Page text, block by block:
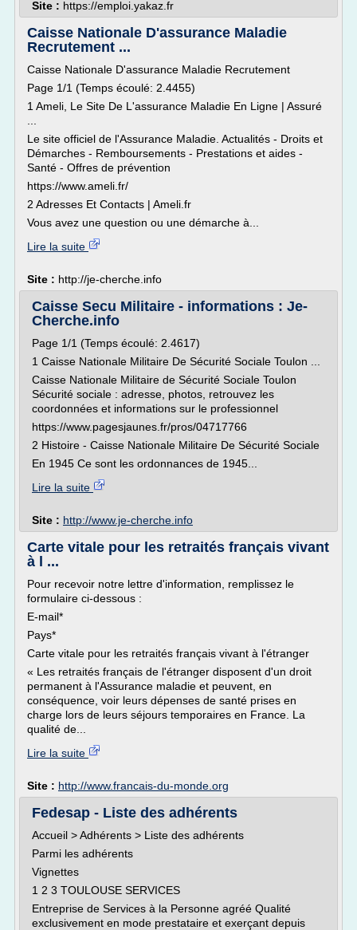
Site : https://emploi.yakaz.fr
Caisse Nationale D'assurance Maladie
Recrutement ...
Caisse Nationale D'assurance Maladie Recrutement
Page 1/1 (Temps écoulé: 2.4455)
1 Ameli, Le Site De L'assurance Maladie En Ligne | Assuré
Le site officiel de l'Assurance Maladie. Actualités - Droits et
Démarches - Remboursements - Prestations et aides -
Santé - Offres de prévention
https://www.ameli.fr/
2 Adresses Et Contacts | Ameli.fr
Vous avez une question ou une démarche à...
Lire la suite
Site : http://je-cherche.info
Caisse Secu Militaire - informations : Je-
Cherche.info
Page 1/1 (Temps écoulé: 2.4617)
1 Caisse Nationale Militaire De Sécurité Sociale Toulon ...
Caisse Nationale Militaire de Sécurité Sociale Toulon
Sécurité sociale : adresse, photos, retrouvez les
coordonnées et informations sur le professionnel
https://www.pagesjaunes.fr/pros/04717766
2 Histoire - Caisse Nationale Militaire De Sécurité Sociale
En 1945 Ce sont les ordonnances de 1945...
Lire la suite
Site : http://www.je-cherche.info
Carte vitale pour les retraités français vivant
à l ...
Pour recevoir notre lettre d'information, remplissez le
formulaire ci-dessous :
E-mail*
Pays*
Carte vitale pour les retraités français vivant à l'étranger
« Les retraités français de l'étranger disposent d'un droit
permanent à l'Assurance maladie et peuvent, en
conséquence, voir leurs dépenses de santé prises en
charge lors de leurs séjours temporaires en France. La
qualité de...
Lire la suite
Site : http://www.francais-du-monde.org
Fedesap - Liste des adhérents
Accueil > Adhérents > Liste des adhérents
Parmi les adhérents
Vignettes
1 2 3 TOULOUSE SERVICES
Entreprise de Services à la Personne agréé Qualité
exclusivement en mode prestataire et exerçant depuis